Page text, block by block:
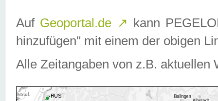
Auf Geoportal.de ↗ kann
hinzufügen" mit einem der obigen
Alle Zeitangaben von z.B. aktuellen